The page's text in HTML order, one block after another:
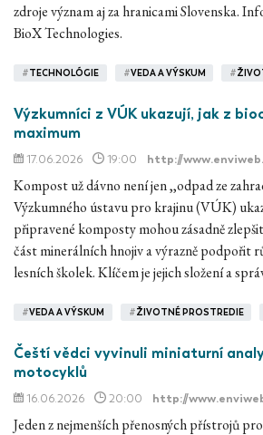
zdroje význam aj za hranicami Slovenska.
BioX Technologies.
#TECHNOLÓGIE #VEDA A VÝSKUM #
Výzkumníci z VÚK ukazují, jak z
maximum
17.06.2026 19:00 http://
Kompost už dávno není jen ,,odpad ze
Výzkumného ústavu pro krajinu (VÚK)
připravené komposty mohou zásadně
část minerálních hnojiv a výrazně podpořit
lesních školek. Klíčem je jejich složení a
#VEDA A VÝSKUM #ŽIVOTNÉ PROSTREDIE
Čeští vědci vyvinuli miniaturní
motocyklů
16.06.2026 20:00 http://
Jeden z nejmenších přenosných přístrojů